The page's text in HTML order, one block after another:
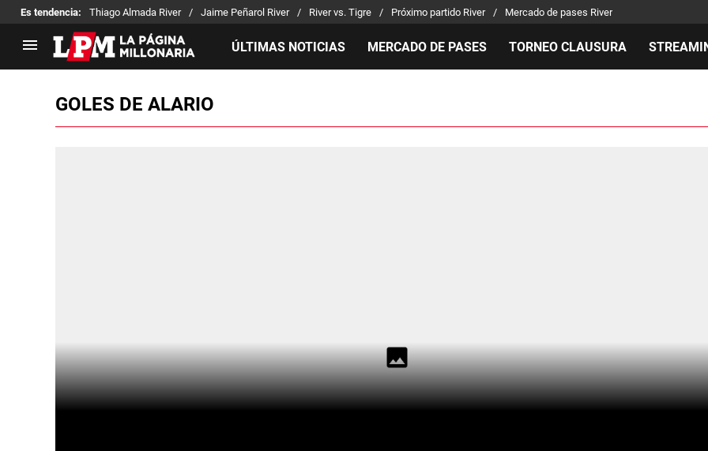
Es tendencia: Thiago Almada River Jaime Peñarol River River vs. Tigre Próximo partido River Mercado de pases River
ÚLTIMAS NOTICIAS MERCADO DE PASES TORNEO CLAUSURA
LIGA PROFESIONAL
GOLES DE ALARIO